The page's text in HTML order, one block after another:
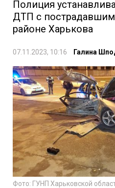
Полиция
ДТП с
районе Харькова
07.11.2023, 10:16 Галина
Фото: ГУНП Харьковской